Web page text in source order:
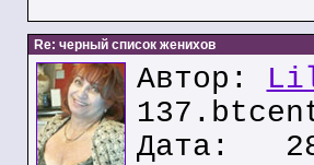
Re: черный список женихов
Автор:
Дата: